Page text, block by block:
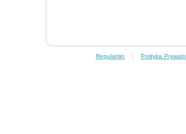
Regulamin | Polityka